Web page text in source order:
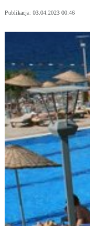
Publikacja: 03.04.2023 00:46